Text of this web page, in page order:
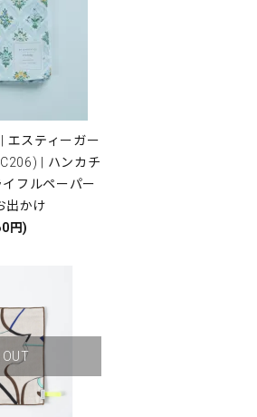
| エスティーガー
| ハンカチ
フルペーパー
出かけ
円)